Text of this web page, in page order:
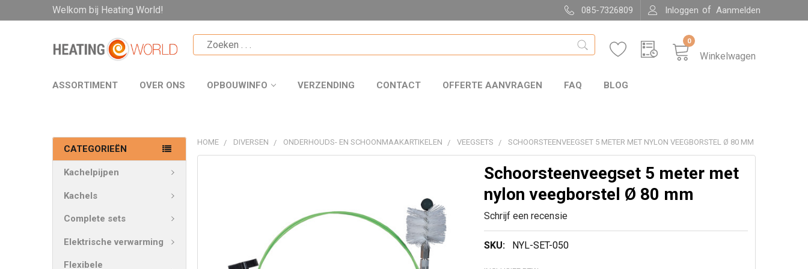
Welkom bij Heating World! 085-7326809 Inloggen of Aanmelden
Winkelwagen
0
ASSORTIMENT OVER ONS OPBOUWINFO VERZENDING CONTACT OFFERTE AANVRAGEN FAQ BLOG
CATEGORIEËN
Kachelpijpen
Kachels
Complete sets
Elektrische verwarming
Flexibele
HOME DIVERSEN ONDERHOUDS- EN SCHOONMAAKARTIKELEN VEEGSETS SCHOORSTEENVEEGSET 5 METER MET NYLON VEEGBORSTEL Ø 80 MM
Schoorsteenveegset 5 meter met
nylon veegborstel Ø 80 mm
Schrijf een recensie
SKU: NYL-SET-050
VOEG